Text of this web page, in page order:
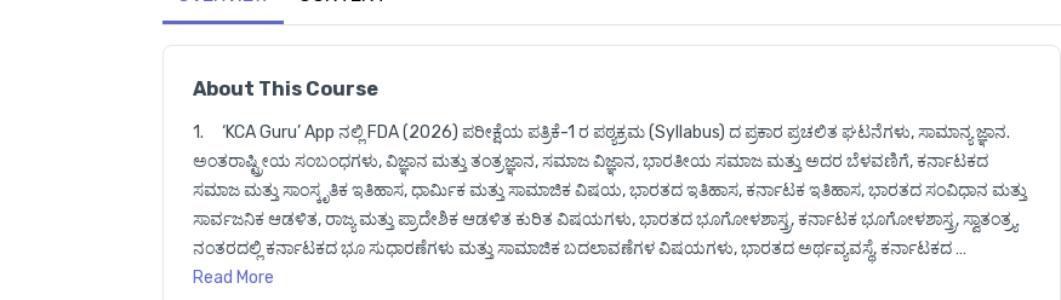
About This Course
1.	‘KCA Guru’ App ನಲ್ಲಿ FDA (2026) ಪರೀಕ್ಷೆಯ ಪತ್ರಿಕೆ-1 ರ ಪಠ್ಯಕ್ರಮ (Syllabus) ದ ಪ್ರಕಾರ ಪ್ರಚಲಿತ ಘಟನೆಗಳು, ಸಾಮಾನ್ಯ ಜ್ಞಾನ.
ಅಂತರಾಷ್ಟ್ರೀಯ ಸಂಬಂಧಗಳು, ವಿಜ್ಞಾನ ಮತ್ತು ತಂತ್ರಜ್ಞಾನ, ಸಮಾಜ ವಿಜ್ಞಾನ, ಭಾರತೀಯ ಸಮಾಜ ಮತ್ತು ಅದರ ಬೆಳವಣಿಗೆ, ಕರ್ನಾಟಕದ
ಸಮಾಜ ಮತ್ತು ಸಾಂಸ್ಕೃತಿಕ ಇತಿಹಾಸ, ಧಾರ್ಮಿಕ ಮತ್ತು ಸಾಮಾಜಿಕ ವಿಷಯ, ಭಾರತದ ಇತಿಹಾಸ, ಕರ್ನಾಟಕ ಇತಿಹಾಸ, ಭಾರತದ ಸಂವಿಧಾನ ಮತ್ತು
ಸಾರ್ವಜನಿಕ ಆಡಳಿತ, ರಾಜ್ಯ ಮತ್ತು ಪ್ರಾದೇಶಿಕ ಆಡಳಿತ ಕುರಿತ ವಿಷಯಗಳು, ಭಾರತದ ಭೂಗೋಳಶಾಸ್ತ್ರ, ಕರ್ನಾಟಕ ಭೂಗೋಳಶಾಸ್ತ್ರ, ಸ್ವಾತಂತ್ರ್ಯ
ನಂತರದಲ್ಲಿ ಕರ್ನಾಟಕದ ಭೂ ಸುಧಾರಣೆಗಳು ಮತ್ತು ಸಾಮಾಜಿಕ ಬದಲಾವಣೆಗಳ ವಿಷಯಗಳು, ಭಾರತದ ಅರ್ಥವ್ಯವಸ್ಥೆ, ಕರ್ನಾಟಕದ
ಅರ್ಥವ್ಯವಸ್ಥೆ ಮತ್ತು ಅದರ ಸಾಮಾಜಿಕ ಮತ್ತು ಆರ್ಥಿಕ ಪ್ರಗತಿ, ಗ್ರಾಮೀಣಾಭಿವೃದ್ಧಿ ಮತ್ತು ಪಂಚಾಯತ್ ರಾಜ್ ಸಂಸ್ಥೆಗಳು ಮತ್ತು ಗ್ರಾಮೀಣ ಸಹಕಾರ
Read More